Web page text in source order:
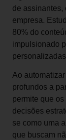
de assinantes,
empresa.
80% do
impulsionado
Ao
profundos a
permite que
decisões
se como uma
que buscam